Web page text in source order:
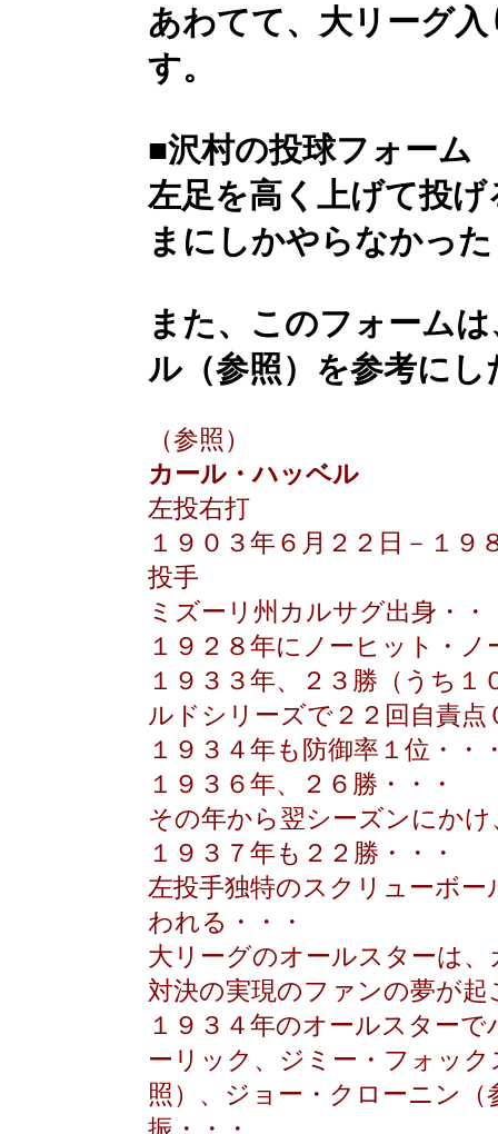
あわてて、大リーグ
す。
■沢村の投球フォーム
左足を高く上げて投
まにしかやらなかっ
また、このフォーム
ル（参照）を参考に
（参照）
カール・ハッベル
左投右打
１９０３年６月２２日－１９
投手
ミズーリ州カルサグ出身・・
１９２８年にノーヒット・
１９３３年、２３勝（うち
ルドシリーズで２２回自責
１９３４年も防御率１位・・
１９３６年、２６勝・・・
その年から翌シーズンにか
１９３７年も２２勝・・・
左投手独特のスクリューボ
われる・・・
大リーグのオールスターは
対決の実現のファンの夢が
１９３４年のオールスター
ーリック、ジミー・フォッ
照）、ジョー・クローニン